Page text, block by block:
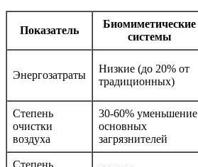
Показатель
Биомиметические
системы
Энергозатраты
Низкие (до 20% от
традиционных)
Степень
очистки
воздуха
30-60% уменьшение
основных
загрязнителей